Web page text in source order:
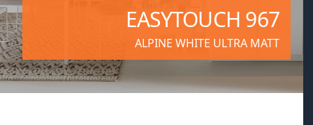
EASYTOUCH 967
ALPINE WHITE ULTRA MATT